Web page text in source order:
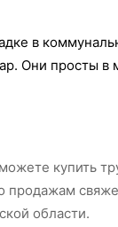
в
Они просты
купить
области.